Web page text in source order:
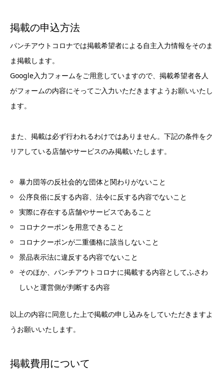
掲載の申込方法
パンチアウトコロナでは掲載希望者による自主入力情報をそのま
ま掲載します。
Google入力フォームをご用意していますので、掲載希望者各人
がフォームの内容にそってご入力いただきますようお願いいたし
ます。
また、掲載は必ず行われるわけではありません。下記の条件をク
リアしている店舗やサービスのみ掲載いたします。
暴力団等の反社会的な団体と関わりがないこと
公序良俗に反する内容、法令に反する内容でないこと
実際に存在する店舗やサービスであること
コロナクーポンを用意できること
コロナクーポンが二重価格に該当しないこと
景品表示法に違反する内容でないこと
そのほか、パンチアウトコロナに掲載する内容としてふさわ
しいと運営側が判断する内容
以上の内容に同意した上で掲載の申し込みをしていただきますよ
うお願いいたします。
掲載費用について